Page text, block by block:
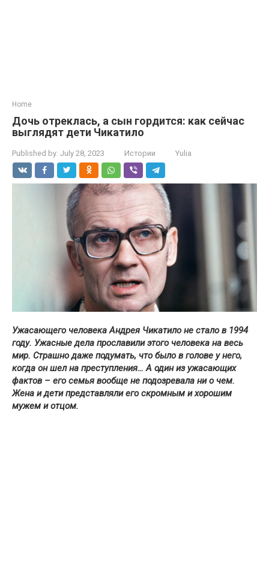
Home
Дочь отреклась, а сын гордится: как сейчас
выглядят дети Чикатило
Published by: July 28, 2023 Истории Yulia
Ужасающего человека Андрея Чикатило не стало в 1994
году. Ужасные дела прославили этого человека на весь
мир. Страшно даже подумать, что было в голове у него,
когда он шел на преступления… А один из ужасающих
фактов – его семья вообще не подозревала ни о чем.
Жена и дети представляли его скромным и хорошим
мужем и отцом.